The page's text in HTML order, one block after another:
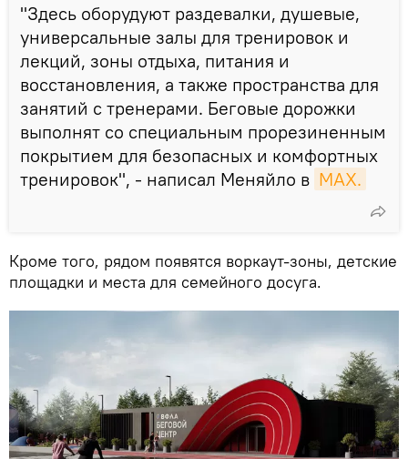
"Здесь оборудуют раздевалки, душевые,
универсальные залы для тренировок и
лекций, зоны отдыха, питания и
восстановления, а также пространства для
занятий с тренерами. Беговые дорожки
выполнят со специальным прорезиненным
покрытием для безопасных и комфортных
тренировок", - написал Меняйло в МАХ.
Кроме того, рядом появятся воркаут-зоны, детские
площадки и места для семейного досуга.